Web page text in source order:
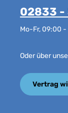
02833 -
Mo-Fr, 09:00 -
Oder über
Vertrag